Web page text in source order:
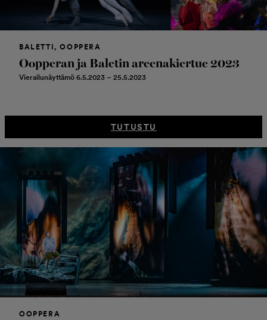
BALETTI, OOPPERA
Oopperan ja Baletin areenakiertue 2023
Vierailunäyttämö 6.5.2023 – 25.5.2023
TUTUSTU
OOPPERA